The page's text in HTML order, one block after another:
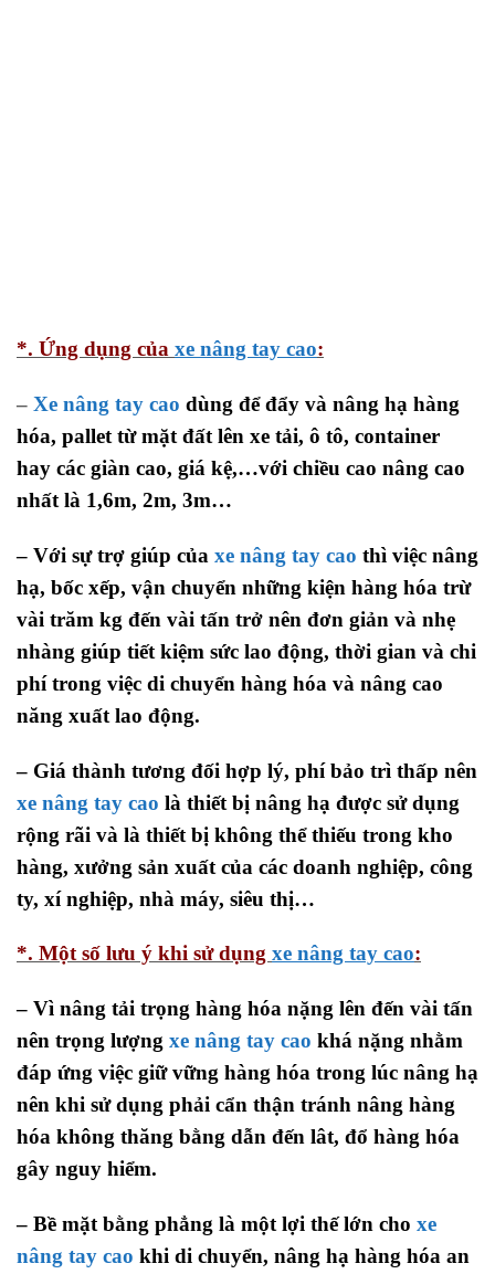
*. Ứng dụng của xe nâng tay cao:
– Xe nâng tay cao dùng để đẩy và nâng hạ hàng
hóa, pallet từ mặt đất lên xe tải, ô tô, container
hay các giàn cao, giá kệ,…với chiều cao nâng cao
nhất là 1,6m, 2m, 3m…
– Với sự trợ giúp của xe nâng tay cao thì việc nâng
hạ, bốc xếp, vận chuyển những kiện hàng hóa trừ
vài trăm kg đến vài tấn trở nên đơn giản và nhẹ
nhàng giúp tiết kiệm sức lao động, thời gian và chi
phí trong việc di chuyển hàng hóa và nâng cao
năng xuất lao động.
– Giá thành tương đối hợp lý, phí bảo trì thấp nên
xe nâng tay cao là thiết bị nâng hạ được sử dụng
rộng rãi và là thiết bị không thể thiếu trong kho
hàng, xưởng sản xuất của các doanh nghiệp, công
ty, xí nghiệp, nhà máy, siêu thị…
*. Một số lưu ý khi sử dụng xe nâng tay cao:
– Vì nâng tải trọng hàng hóa nặng lên đến vài tấn
nên trọng lượng xe nâng tay cao khá nặng nhằm
đáp ứng việc giữ vững hàng hóa trong lúc nâng hạ
nên khi sử dụng phải cẩn thận tránh nâng hàng
hóa không thăng bằng dẫn đến lât, đổ hàng hóa
gây nguy hiểm.
– Bề mặt bằng phẳng là một lợi thế lớn cho xe
nâng tay cao khi di chuyển, nâng hạ hàng hóa an